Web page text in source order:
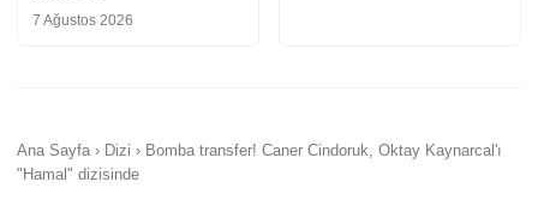
7 Ağustos 2026
Ana Sayfa › Dizi › Bomba transfer! Caner Cindoruk, Oktay Kaynarcal'ı
"Hamal" dizisinde